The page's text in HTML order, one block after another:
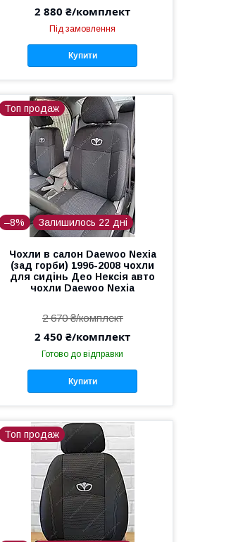
2 880 ₴/комплект
Під замовлення
Купити
Топ продаж
–8% Залишилось 22 дні
Чохли в салон Daewoo Nexia
(зад горби) 1996-2008 чохли
для сидінь Део Нексія авто
чохли Daewoo Nexia
2 670 ₴/комплект
2 450 ₴/комплект
Готово до відправки
Купити
Топ продаж